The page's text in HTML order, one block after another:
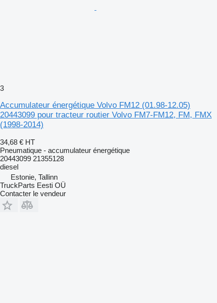
3
Accumulateur énergétique Volvo FM12 (01.98-12.05)
20443099 pour tracteur routier Volvo FM7-FM12, FM, FMX
(1998-2014)
34,68 € HT
Pneumatique - accumulateur énergétique
20443099 21355128
diesel
Estonie, Tallinn
TruckParts Eesti OÜ
Contacter le vendeur